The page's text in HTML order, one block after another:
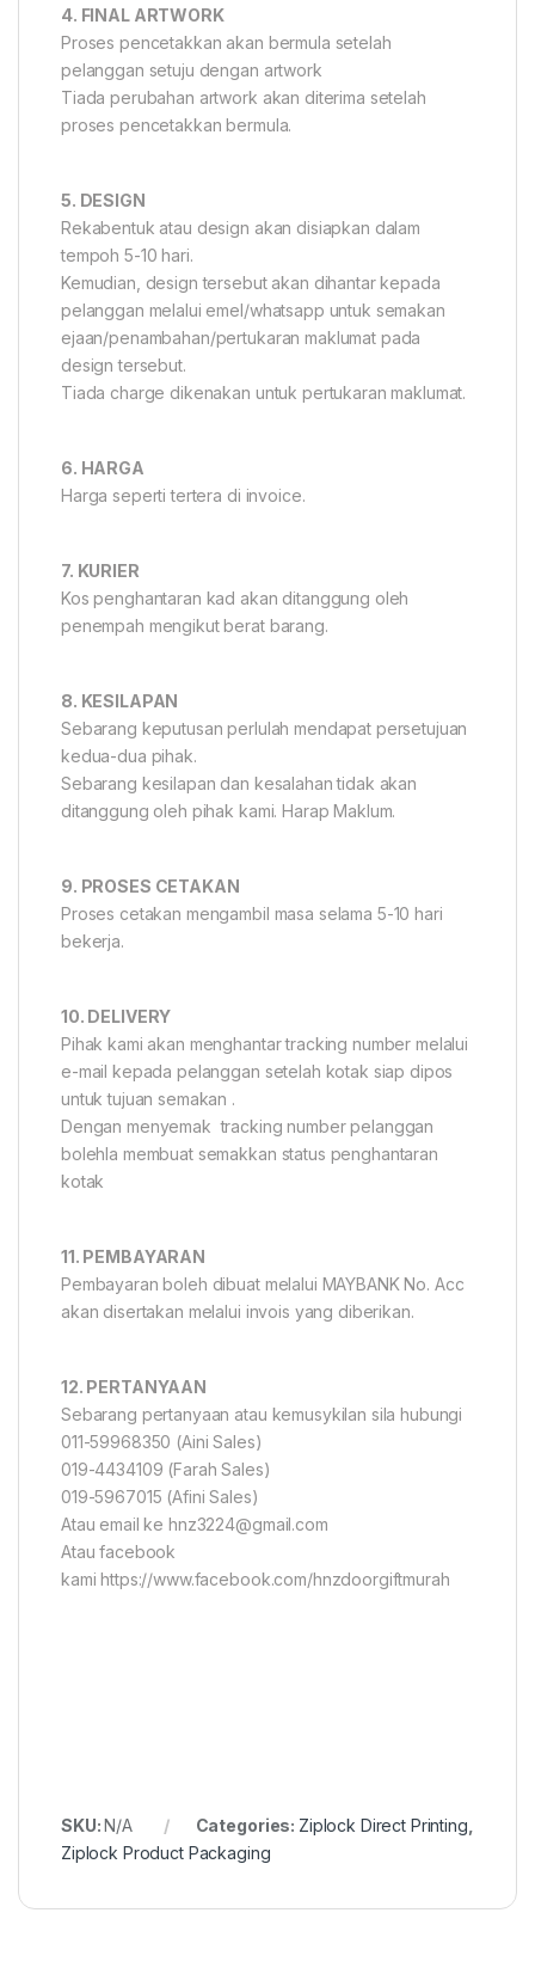
4. FINAL ARTWORK
Proses pencetakkan akan bermula setelah
pelanggan setuju dengan artwork
Tiada perubahan artwork akan diterima setelah
proses pencetakkan bermula.
5. DESIGN
Rekabentuk atau design akan disiapkan dalam
tempoh 5-10 hari.
Kemudian, design tersebut akan dihantar kepada
pelanggan melalui emel/whatsapp untuk semakan
ejaan/penambahan/pertukaran maklumat pada
design tersebut.
Tiada charge dikenakan untuk pertukaran maklumat.
6. HARGA
Harga seperti tertera di invoice.
7. KURIER
Kos penghantaran kad akan ditanggung oleh
penempah mengikut berat barang.
8. KESILAPAN
Sebarang keputusan perlulah mendapat persetujuan
kedua-dua pihak.
Sebarang kesilapan dan kesalahan tidak akan
ditanggung oleh pihak kami. Harap Maklum.
9. PROSES CETAKAN
Proses cetakan mengambil masa selama 5-10 hari
bekerja.
10. DELIVERY
Pihak kami akan menghantar tracking number melalui
e-mail kepada pelanggan setelah kotak siap dipos
untuk tujuan semakan .
Dengan menyemak tracking number pelanggan
bolehla membuat semakkan status penghantaran
kotak
11. PEMBAYARAN
Pembayaran boleh dibuat melalui MAYBANK No. Acc
akan disertakan melalui invois yang diberikan.
12. PERTANYAAN
Sebarang pertanyaan atau kemusykilan sila hubungi
011-59968350 (Aini Sales)
019-4434109 (Farah Sales)
019-5967015 (Afini Sales)
Atau email ke hnz3224@gmail.com
Atau facebook
kami https://www.facebook.com/hnzdoorgiftmurah
SKU:N/A Categories: Ziplock Direct Printing
Ziplock Product Packaging